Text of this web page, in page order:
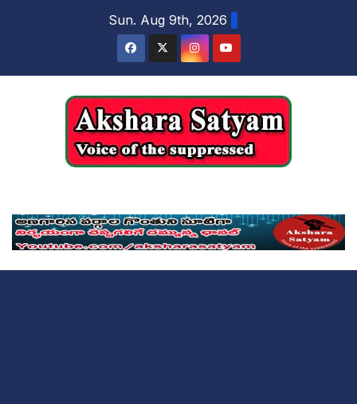
Sun. Aug 9th, 2026